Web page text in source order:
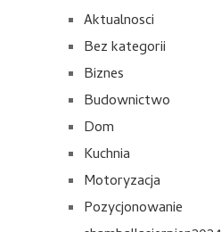
Aktualnosci
Bez kategorii
Biznes
Budownictwo
Dom
Kuchnia
Motoryzacja
Pozycjonowanie